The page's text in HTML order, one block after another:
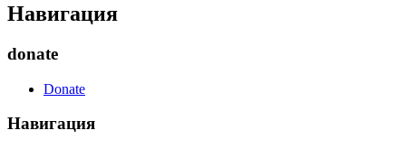
Навигация
donate
Donate
Навигация